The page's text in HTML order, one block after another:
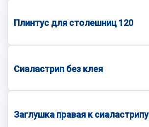
Плинтус для столешниц 120
Сиаластрип без клея
Заглушка правая к сиаластрипу